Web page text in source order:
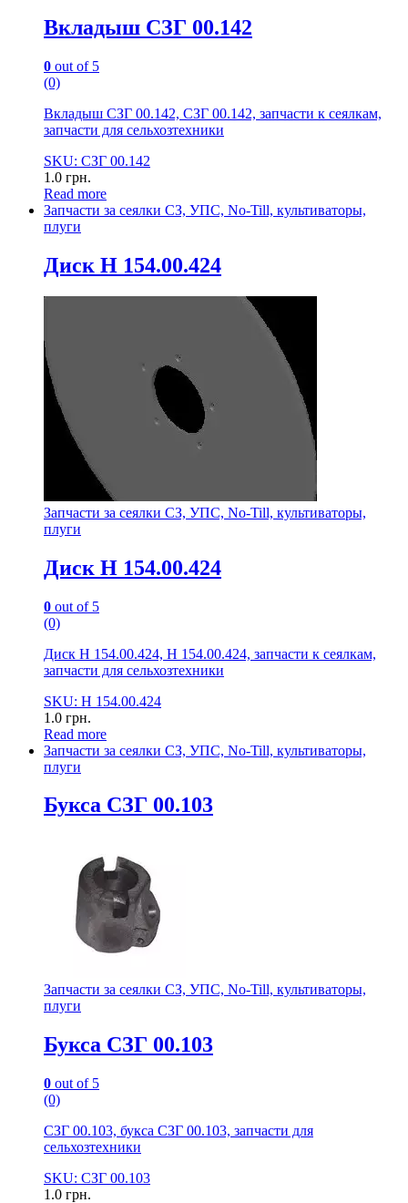
Вкладыш СЗГ 00.142
0 out of 5
(0)
Вкладыш СЗГ 00.142, СЗГ 00.142, запчасти к сеялкам,
запчасти для сельхозтехники
SKU: СЗГ 00.142
1.0 грн.
Read more
Запчасти за сеялки СЗ, УПС, No-Till, культиваторы,
плуги
Диск Н 154.00.424
Запчасти за сеялки СЗ, УПС, No-Till, культиваторы,
плуги
Диск Н 154.00.424
0 out of 5
(0)
Диск Н 154.00.424, Н 154.00.424, запчасти к сеялкам,
запчасти для сельхозтехники
SKU: Н 154.00.424
1.0 грн.
Read more
Запчасти за сеялки СЗ, УПС, No-Till, культиваторы,
плуги
Букса СЗГ 00.103
Запчасти за сеялки СЗ, УПС, No-Till, культиваторы,
плуги
Букса СЗГ 00.103
0 out of 5
(0)
СЗГ 00.103, букса СЗГ 00.103, запчасти для
сельхозтехники
SKU: СЗГ 00.103
1.0 грн.